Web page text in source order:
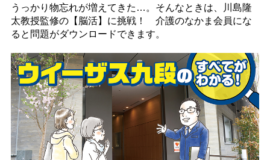
うっかり物忘れが増えてきた…。そんなときは、川島隆
太教授監修の【脳活】に挑戦！ 介護のなかま会員にな
ると問題がダウンロードできます。